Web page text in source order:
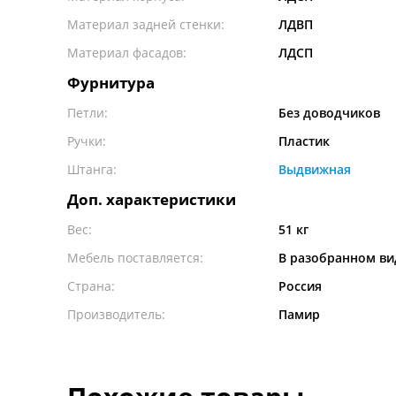
Материал задней стенки:
ЛДВП
Материал фасадов:
ЛДСП
Фурнитура
Петли:
Без доводчиков
Ручки:
Пластик
Штанга:
Выдвижная
Доп. характеристики
Вес:
51 кг
Мебель поставляется:
В разобранном
Страна:
Россия
Производитель:
Памир